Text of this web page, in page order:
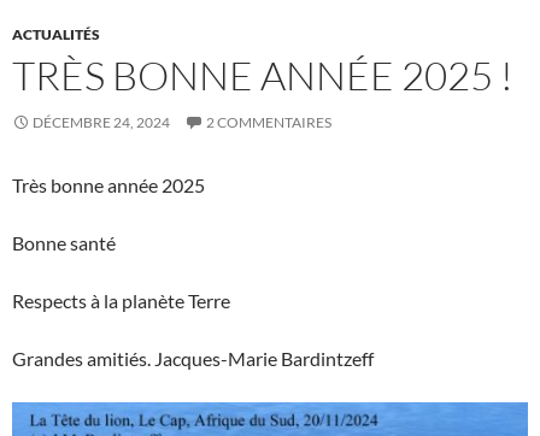
ACTUALITÉS
TRÈS BONNE ANNÉE 2025 !
DÉCEMBRE 24, 2024 2 COMMENTAIRES
Très bonne année 2025
Bonne santé
Respects à la planète Terre
Grandes amitiés. Jacques-Marie Bardintzeff